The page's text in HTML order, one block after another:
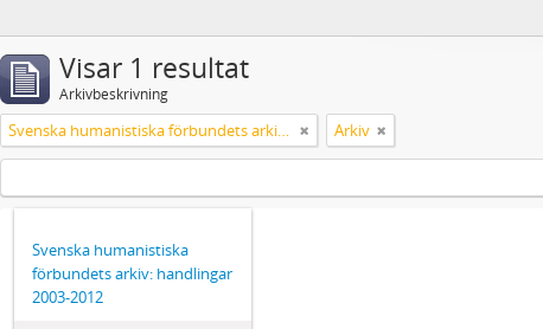
Visar 1 resultat
Arkivbeskrivning
Svenska humanistiska förbundets arkiv: handlingar 2003-2012 Arkiv
Svenska humanistiska
förbundets arkiv: handlingar
2003-2012